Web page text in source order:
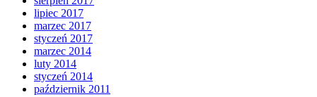
lipiec 2017
marzec 2017
styczeń 2017
marzec 2014
luty 2014
styczeń 2014
październik 2011